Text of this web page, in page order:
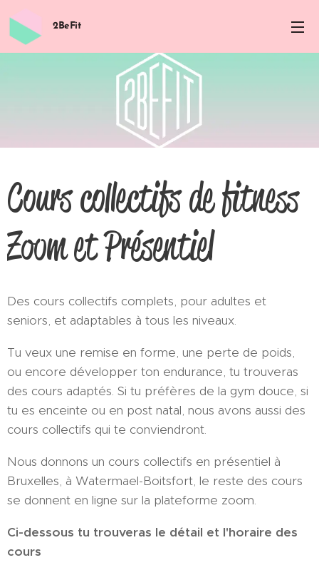
2BeFit
Cours collectifs de fitness
Zoom et Présentiel
Des cours collectifs complets, pour adultes et
seniors, et adaptables à tous les niveaux.
Tu veux une remise en forme, une perte de poids,
ou encore développer ton endurance, tu trouveras
des cours adaptés. Si tu préfères de la gym douce, si
tu es enceinte ou en post natal, nous avons aussi des
cours collectifs qui te conviendront.
Nous donnons un cours collectifs en présentiel à
Bruxelles, à Watermael-Boitsfort, le reste des cours
se donnent en ligne sur la plateforme zoom.
Ci-dessous tu trouveras le détail et l'horaire des
cours